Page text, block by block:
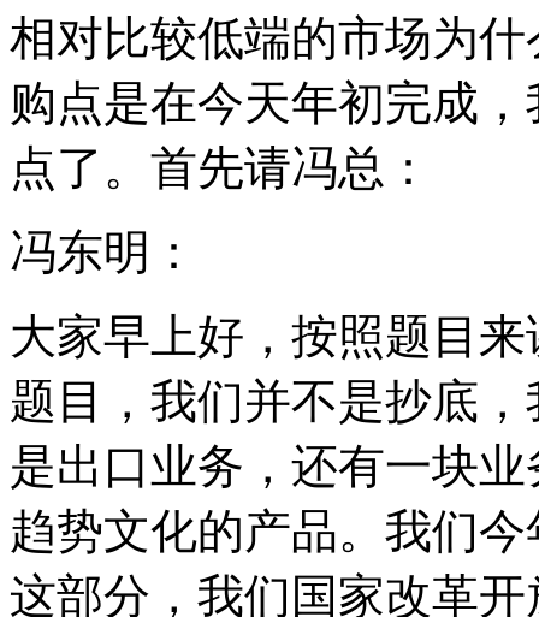
相对比较低端的市场为
购点是在今天年初完成
点了。首先请冯总：
冯东明：
大家早上好，按照题目
题目，我们并不是抄底
是出口业务，还有一块
趋势文化的产品。我们
这部分，我们国家改革